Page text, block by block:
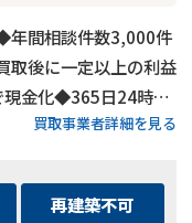
年間相談件数3,000件
後に一定以上の利益
金化◆365日24時間
買取事業者詳細を見る
再建築不可